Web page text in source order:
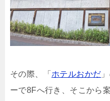
その際、「 ホテルおかだ
ーで8Fへ行き、そこから